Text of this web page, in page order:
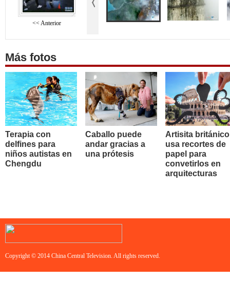
<< Anterior
Más fotos
Terapia con
delfines para
niños autistas en
Chengdu
Caballo puede
andar gracias a
una prótesis
Artisita británico
usa recortes de
papel para
convetirlos en
arquitecturas
Copyright © 2014 China Central Television. All rights reserved.